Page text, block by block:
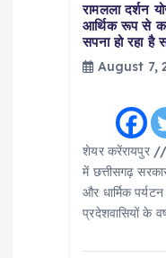
रामलला दर्शन
आर्थिक रूप से
सपना हो रहा है
August 7,
शेयर करेंरायपुर //
में छत्तीसगढ़
और धार्मिक
प्रदेशवासियों के